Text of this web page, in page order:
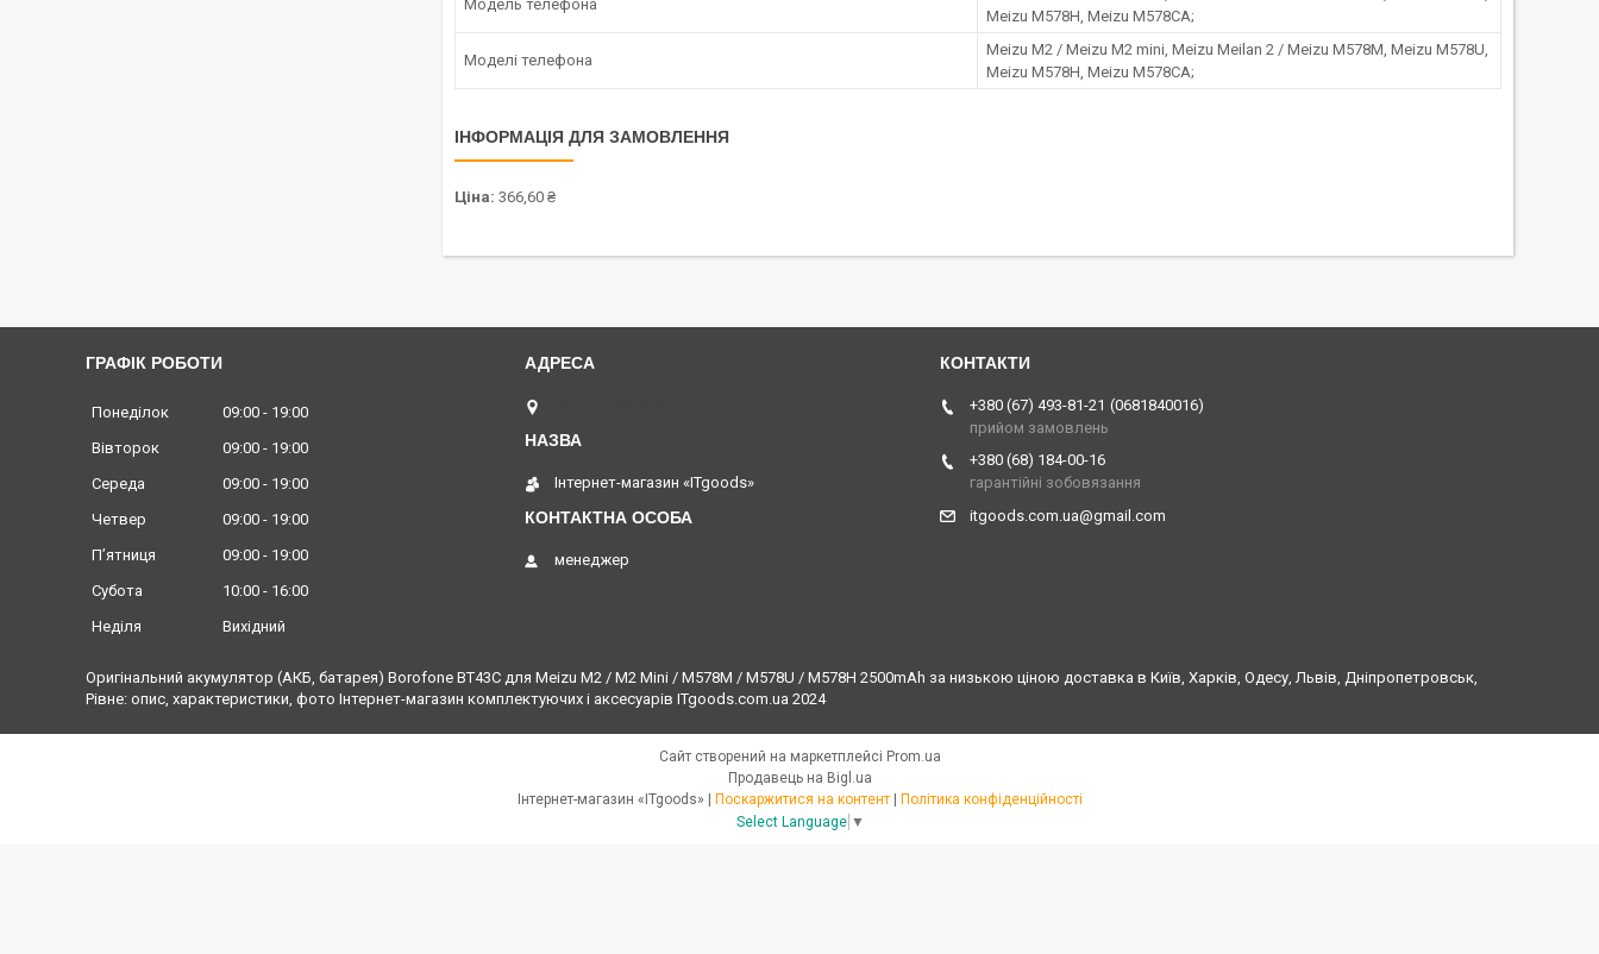
Модель телефона
Meizu M578H, Meizu M578CA;
Моделі телефона
Meizu M2 / Meizu M2 mini, Meizu Meilan 2 / Meizu M578M, Meizu M578U,
Meizu M578H, Meizu M578CA;
ІНФОРМАЦІЯ ДЛЯ ЗАМОВЛЕННЯ
Ціна: 366,60 ₴
ГРАФІК РОБОТИ
Понеділок 09:00
19:00
Вівторок
09:00
19:00
Середа
09:00
19:00
Четвер
09:00
19:00
Пʼятниця
09:00
19:00
Субота
10:00
16:00
Неділя
Вихідний
Інтернет-магазин «ITgoods»
менеджер
+380 (67) 493-81-21
0681840016
прийом замовлень
+380 (68) 184-00-16
гарантійні зобовязання
itgoods.com.ua@gmail.com
Оригінальний акумулятор (АКБ, батарея) Borofone BT43C для Meizu M2 / M2 Mini / M578M / M578U / M578H 2500mAh за низькою ціною доставка в Київ, Харків, Одесу, Львів, Дніпропетровськ,
Рівне: опис, характеристики, фото Інтернет-магазин комплектуючих і аксесуарів ITgoods.com.ua 2024
Сайт створений на маркетплейсі Prom.ua
Продавець на Bigl.ua
Поскаржитися на контент
Політика конфіденційності
Select Language ▼